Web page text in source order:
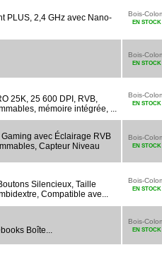
PLUS, 2,4 GHz avec Nano-
Bois-
EN STOCK
Bois-
EN STOCK
25K, 25 600 DPI, RVB,
mémoire intégrée, ...
Bois-
EN STOCK
avec Éclairage RVB
Capteur Niveau
Bois-
EN STOCK
Silencieux, Taille
Compatible ave...
Bois-
EN STOCK
Boîte...
Bois-
EN STOCK